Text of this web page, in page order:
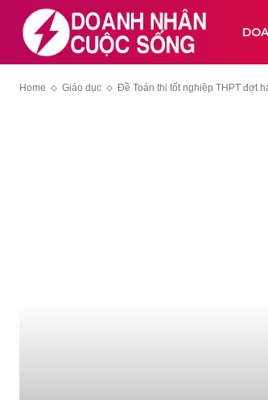
Home Giáo dục Đề Toán thi tốt nghiệp THPT đợt